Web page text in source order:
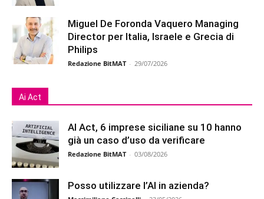
Miguel De Foronda Vaquero Managing
Director per Italia, Israele e Grecia di
Philips
Redazione BitMAT - 29/07/2026
Ai Act
AI Act, 6 imprese siciliane su 10 hanno
già un caso d’uso da verificare
Redazione BitMAT - 03/08/2026
Posso utilizzare l’AI in azienda?